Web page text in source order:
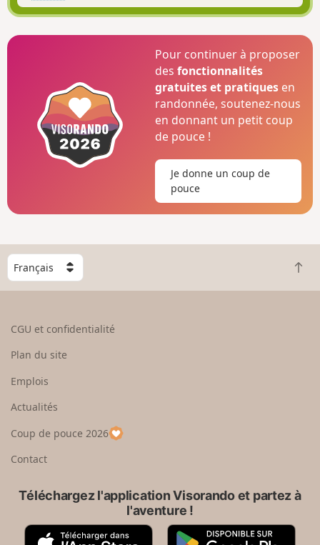
Pour continuer à proposer
desfonctionnalités
gratuites et pratiques en
randonnée, soutenez-nous
en donnant un petit coup
de pouce !
Je donne un coup de
pouce
C
h
o
e
u
p
a
R
e
CGU et confidentialité
Plan du site
Emplois
Actualités
Coup de pouce 2026
Contact
Téléchargez l'application Visorando et partez à
l'aventure !
A
G